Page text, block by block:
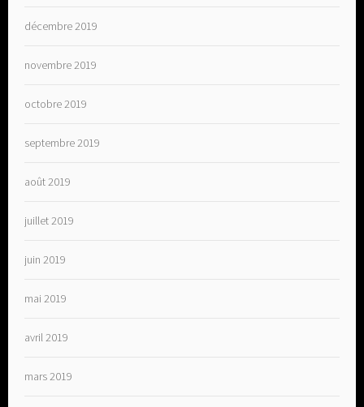
décembre 2019
novembre 2019
octobre 2019
septembre 2019
août 2019
juillet 2019
juin 2019
mai 2019
avril 2019
mars 2019